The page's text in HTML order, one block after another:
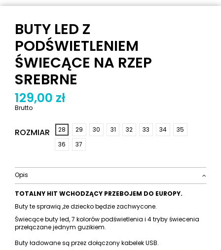
BUTY LED Z
PODŚWIETLENIEM
ŚWIECĄCE NA RZEP
SREBRNE
129,00 zł
Brutto
ROZMIAR 28 29 30 31 32 33 34
35
36
37
Opis
TOTALNY HIT WCHODZĄCY PRZEBOJEM DO EUROPY.
Buty te sprawią ,że dziecko będzie zachwycone.
Świecące buty led, 7 kolorów podświetlenia i 4 tryby świecenia
przełączane jednym guzikiem.
Buty ładowane są przez dołączony kabelek USB.